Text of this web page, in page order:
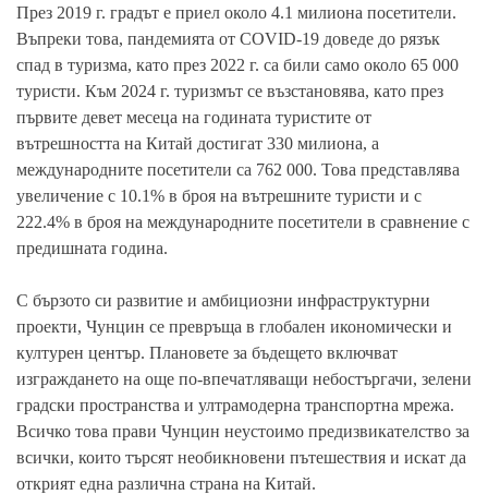
През 2019 г. градът е приел около 4.1 милиона посетители.
Въпреки това, пандемията от COVID-19 доведе до рязък
спад в туризма, като през 2022 г. са били само около 65 000
туристи. Към 2024 г. туризмът се възстановява, като през
първите девет месеца на годината туристите от
вътрешността на Китай достигат 330 милиона, а
международните посетители са 762 000. Това представлява
увеличение с 10.1% в броя на вътрешните туристи и с
222.4% в броя на международните посетители в сравнение с
предишната година.
С бързото си развитие и амбициозни инфраструктурни
проекти, Чунцин се превръща в глобален икономически и
културен център. Плановете за бъдещето включват
изграждането на още по-впечатляващи небостъргачи, зелени
градски пространства и ултрамодерна транспортна мрежа.
Всичко това прави Чунцин неустоимо предизвикателство за
всички, които търсят необикновени пътешествия и искат да
открият една различна страна на Китай.